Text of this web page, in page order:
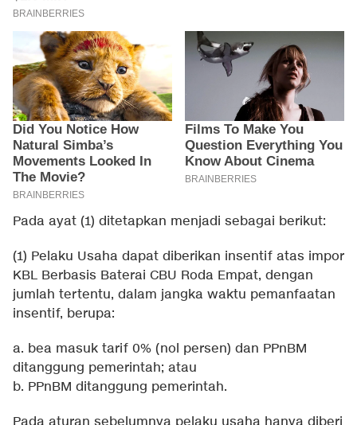
Pada ayat (1) ditetapkan menjadi sebagai berikut:
(1) Pelaku Usaha dapat diberikan insentif atas impor
KBL Berbasis Baterai CBU Roda Empat, dengan
jumlah tertentu, dalam jangka waktu pemanfaatan
insentif, berupa:
a. bea masuk tarif 0% (nol persen) dan PPnBM
ditanggung pemerintah; atau
b. PPnBM ditanggung pemerintah.